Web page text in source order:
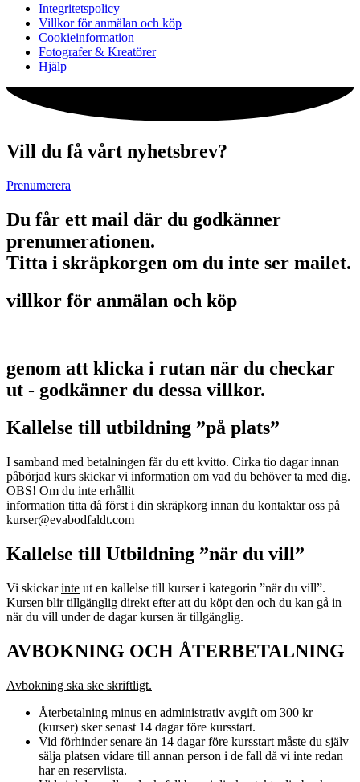
Integritetspolicy
Villkor för anmälan och köp
Cookieinformation
Fotografer & Kreatörer
Hjälp
Vill du få vårt nyhetsbrev?
Prenumerera
Du får ett mail där du godkänner
prenumerationen.
Titta i skräpkorgen om du inte ser mailet.
villkor för anmälan och köp
genom att klicka i rutan när du checkar
ut - godkänner du dessa villkor.
Kallelse till utbildning ”på plats”
I samband med betalningen får du ett kvitto. Cirka tio dagar innan
påbörjad kurs skickar vi information om vad du behöver ta med dig.
OBS! Om du inte erhållit
information titta då först i din skräpkorg innan du kontaktar oss på
kurser@evabodfaldt.com
Kallelse till Utbildning ”när du vill”
Vi skickarinte ut en kallelse till kurser i kategorin ”när du vill”.
Kursen blir tillgänglig direkt efter att du köpt den och du kan gå in
när du vill under de dagar kursen är tillgänglig.
AVBOKNING OCH ÅTERBETALNING
Avbokning ska ske skriftligt.
Återbetalning minus en administrativ avgift om 300 kr
(kurser) sker senast 14 dagar före kursstart.
Vid förhindersenare än 14 dagar före kursstart måste du själv
sälja platsen vidare till annan person i de fall då vi inte redan
har en reservlista.